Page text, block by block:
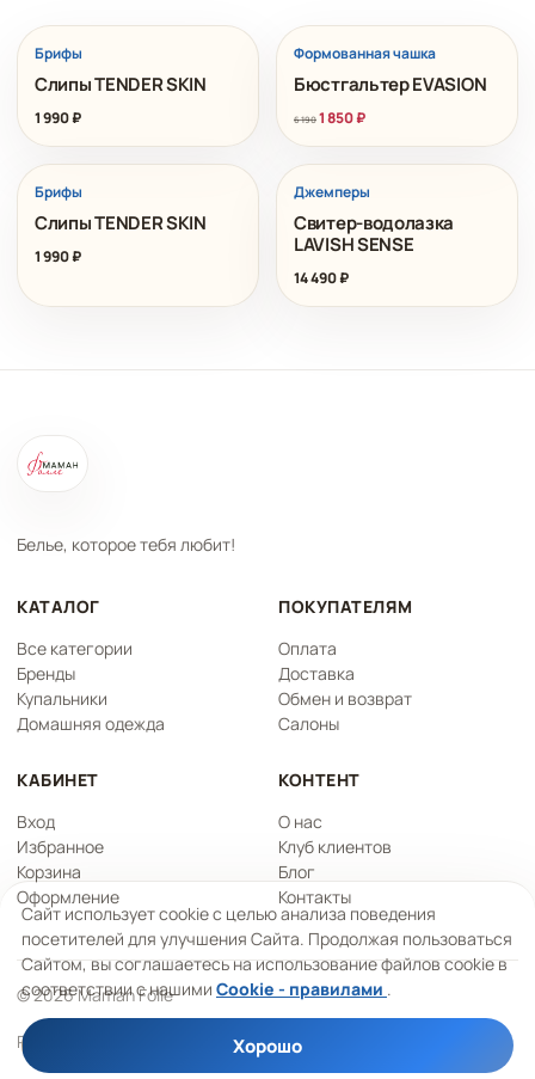
Брифы
Слипы TENDER SKIN
1 990₽
РАСПРОДАЖА
Формованная чашка
Бюстгальтер EVASION
6 190 1 850₽
Брифы
Слипы TENDER SKIN
1 990₽
Джемперы
Свитер-водолазка
LAVISH SENSE
14 490₽
Белье, которое тебя любит!
КАТАЛОГ
Все категории
Бренды
Купальники
Домашняя одежда
ПОКУПАТЕЛЯМ
Оплата
Доставка
Обмен и возврат
Салоны
КАБИНЕТ
Вход
Избранное
Корзина
Оформление
КОНТЕНТ
О нас
Клуб клиентов
Блог
Контакты
© 2026 Maman Folle
Работаем на платформе Qelk
Сайт использует cookie с целью анализа поведения
посетителей для улучшения Сайта. Продолжая пользоваться
Сайтом, вы соглашаетесь на использование файлов cookie в
соответствии с нашими Cookie - правилами .
Хорошо